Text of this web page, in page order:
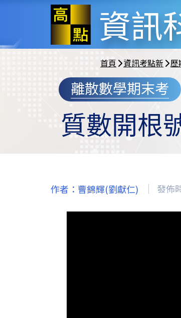
資訊
首頁 資訊考點新 歷
離散數學期末考
質數開根
作者：曹錦輝(劉獻仁) 發佈